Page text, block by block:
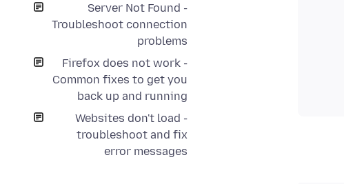
Server Not Found -
Troubleshoot connection
problems
Firefox does not work -
Common fixes to get you
back up and running
Websites don't load -
troubleshoot and fix
error messages